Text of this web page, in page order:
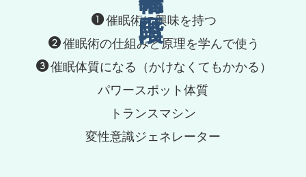
催眠術に興味を持つ
催眠術の仕組みと原理を学んで使う
催眠体質になる（かけなくてもかかる）
パワースポット体質
トランスマシン
変性意識ジェネレーター